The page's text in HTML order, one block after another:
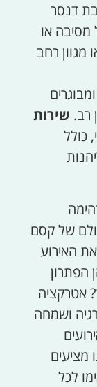
דנסר
או
מגוון רחב
רב. שירות
כולל
של קסם
האירוע
הפתרון
אטרקציה
ושמחה
מציעים
לכל